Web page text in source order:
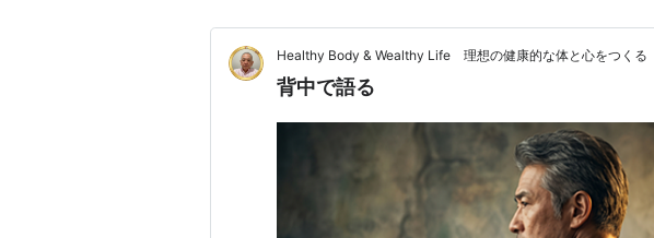
Healthy Body & Wealthy Life 理想の健康的な体と心をつくる
背中で語る